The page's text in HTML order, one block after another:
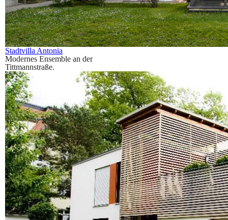
Stadtvilla Antonia
Modernes Ensemble an der
Tittmannstraße.